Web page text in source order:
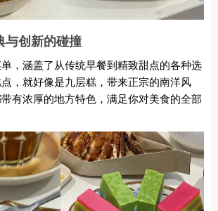
与创新的碰撞
，涵盖了从传统早餐到精致甜点的各种选
，就好像是九层糕，带来正宗的南洋风
有浓厚的地方特色，满足你对美食的全部